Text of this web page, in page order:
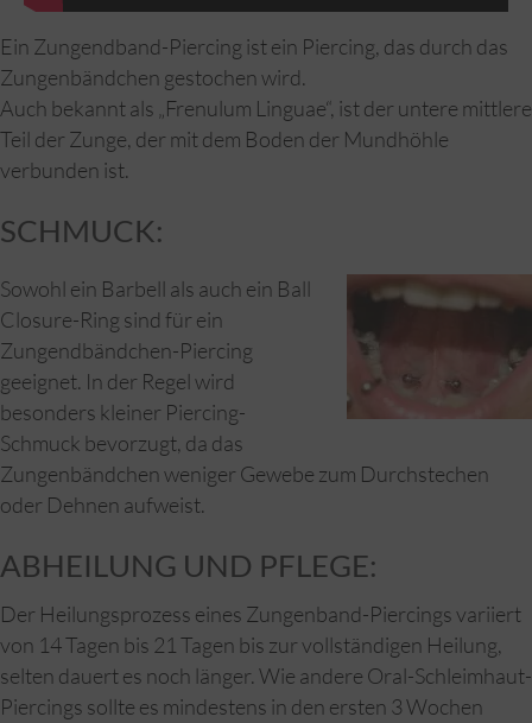
Ein Zungendband-Piercing ist ein Piercing, das durch das
Zungenbändchen gestochen wird.
Auch bekannt als „Frenulum Linguae“, ist der untere mittlere
Teil der Zunge, der mit dem Boden der Mundhöhle
verbunden ist.
SCHMUCK:
Sowohl ein Barbell als auch ein Ball
Closure-Ring sind für ein
Zungendbändchen-Piercing
geeignet. In der Regel wird
besonders kleiner Piercing-
Schmuck bevorzugt, da das
Zungenbändchen weniger Gewebe zum Durchstechen
oder Dehnen aufweist.
ABHEILUNG UND PFLEGE:
Der Heilungsprozess eines Zungenband-Piercings variiert
von 14 Tagen bis 21 Tagen bis zur vollständigen Heilung,
selten dauert es noch länger. Wie andere Oral-Schleimhaut-
Piercings sollte es mindestens in den ersten 3 Wochen